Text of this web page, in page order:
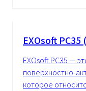
EXOsoft
EXOsoft PC35 —
поверхностно-
которое